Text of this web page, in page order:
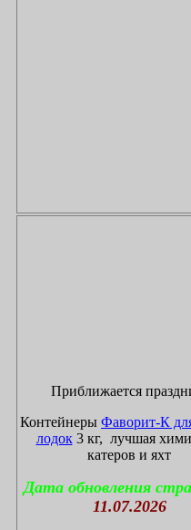
Приближается
Контейнеры Фаворит-К
лодок3 кг, лучшая
катеров и яхт
Дата обновления
11.07.2026